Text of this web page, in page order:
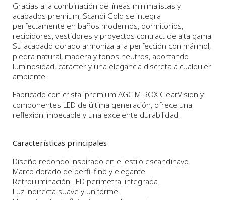
Gracias a la combinación de líneas minimalistas y
acabados premium, Scandi Gold se integra
perfectamente en baños modernos, dormitorios,
recibidores, vestidores y proyectos contract de alta gama.
Su acabado dorado armoniza a la perfección con mármol,
piedra natural, madera y tonos neutros, aportando
luminosidad, carácter y una elegancia discreta a cualquier
ambiente.
Fabricado con cristal premium AGC MIROX ClearVision y
componentes LED de última generación, ofrece una
reflexión impecable y una excelente durabilidad.
Características principales
Diseño redondo inspirado en el estilo escandinavo.
Marco dorado de perfil fino y elegante.
Retroiluminación LED perimetral integrada.
Luz indirecta suave y uniforme.